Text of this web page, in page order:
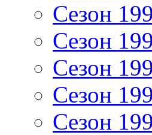
Сезон
Сезон
Сезон
Сезон
Сезон